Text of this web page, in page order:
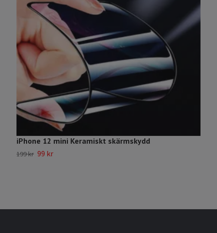
iPhone 12 mini Keramiskt skärmskydd
199 kr 99 kr